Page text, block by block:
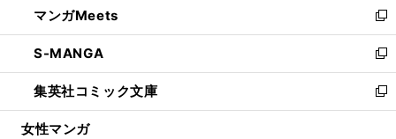
く
で
開
く
ド
ウ
で
開
く
ィ
ン
ド
ウ
で
開
い
ウ
ィ
ン
ド
ウ
マンガMeets
新
し
い
ウ
ィ
ン
S-MANGA
新
し
い
ウ
集英社コミック文庫
新
し
女性マンガ